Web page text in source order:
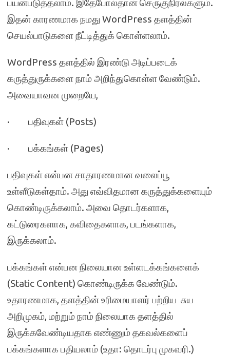
பயன்படுத்தலாம். இதேபோல்தான் செருகுநிரல்களும்.
இதன் காரணமாக நமது WordPress தளத்தின்
செயல்பாடுகளை நீட்டித்துக் கொள்ளலாம்.
WordPress தளத்தில் இரண்டு அடிப்படைக்
கருத்துருக்களை நாம் அறிந்துகொள்ள வேண்டும்.
அவையாவன முறையே,
· பதிவுகள் (Posts)
· பக்கங்கள் (Pages)
பதிவுகள் என்பன சாதாரணமான வலைப்பூ
உள்ளீடுகள்தாம். அது எவ்விதமான கருத்துக்களையும்
கொண்டிருக்கலாம். அவை தொடர்களாக,
கட்டுரைகளாக, கவிதைகளாக, படங்களாக,
இருக்கலாம்.
பக்கங்கள் என்பன நிலையான உள்ளடக்கங்களைக்
(Static Content) கொண்டிருக்க வேண்டும்.
உதாரணமாக, தளத்தின் உரிமையாளர் பற்றிய சுய
அறிமுகம், மற்றும் நாம் நிலையாக தளத்தில்
இருக்கவேண்டியதாக எண்ணும் தகவல்களைப்
பக்கங்களாக பதியலாம் (உதா: தொடர்பு முகவரி.)